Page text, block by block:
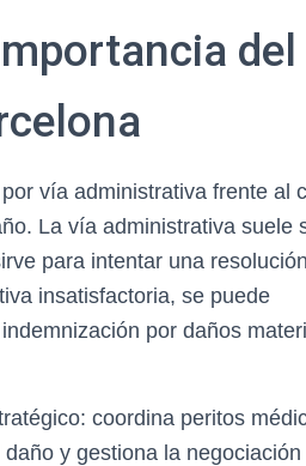
del
vía administrativa frente al
La vía administrativa suele
para intentar una resolución
insatisfactoria, se puede
por daños
coordina peritos
y gestiona la negociación